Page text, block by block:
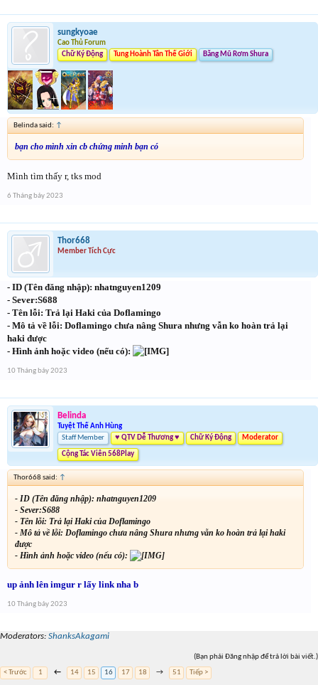
sungkyoae
Cao Thủ Forum
Chữ Ký Động
Tung Hoành Tân Thế Giới Băng Mũ Rơm Shura
Belinda said: ↑
bạn cho mình xin cb chứng minh bạn có
Mình tìm thấy r, tks mod
6 Tháng bảy 2023
Thor668
Member Tích Cực
- ID (Tên đăng nhập): nhatnguyen1209
- Sever:S688
- Tên lỗi: Trả lại Haki của Doflamingo
- Mô tả về lỗi: Doflamingo chưa nâng Shura nhưng vẫn ko hoàn trả lại
haki được
- Hình ảnh hoặc video (nếu có):
10 Tháng bảy 2023
Belinda
Tuyệt Thế Anh Hùng
Staff Member
♥ QTV Dễ Thương ♥ Chữ Ký Động Moderator
Cộng Tác Viên 568Play
Thor668 said: ↑
- ID (Tên đăng nhập): nhatnguyen1209
- Sever:S688
- Tên lỗi: Trả lại Haki của Doflamingo
- Mô tả về lỗi: Doflamingo chưa nâng Shura nhưng vẫn ko hoàn trả lại haki
được
- Hình ảnh hoặc video (nếu có):
up ảnh lên imgur r lấy link nha b
10 Tháng bảy 2023
Moderators: ShanksAkagami
(Bạn phải Đăng nhập để trả lời bài viết.)
< Trước
1 ← 14 15 16 17 18 → 51 Tiếp >